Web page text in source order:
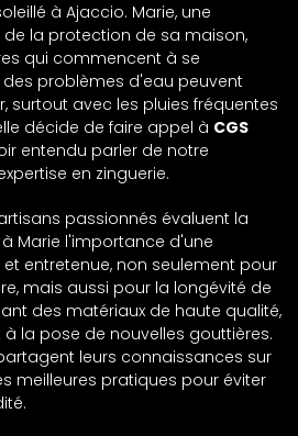
à Ajaccio. Marie, une
la protection de sa maison,
qui commencent à se
des problèmes d'eau peuvent
surtout avec les pluies fréquentes
décide de faire appel à CGS
entendu parler de notre
en zinguerie.
passionnés évaluent la
Marie l'importance d'une
entretenue, non seulement pour
mais aussi pour la longévité de
des matériaux de haute qualité,
la pose de nouvelles gouttières.
leurs connaissances sur
meilleures pratiques pour éviter